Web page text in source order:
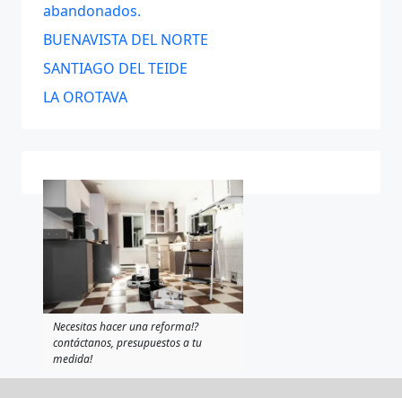
abandonados.
BUENAVISTA DEL NORTE
SANTIAGO DEL TEIDE
LA OROTAVA
Necesitas hacer una reforma!?
contáctanos, presupuestos a tu
medida!